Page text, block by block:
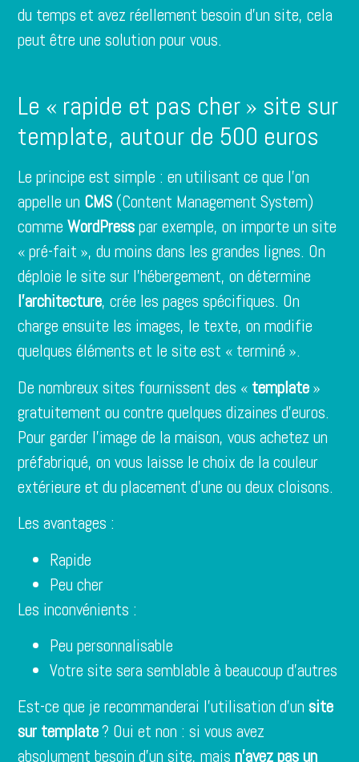
du temps et avez réellement besoin d’un site, cela
peut être une solution pour vous.
Le « rapide et pas cher » site sur
template, autour de 500 euros
Le principe est simple : en utilisant ce que l’on
appelle un CMS(Content Management System)
commeWordPresspar exemple, on importe un site
« pré-fait », du moins dans les grandes lignes. On
déploie le site sur l’hébergement, on détermine
l’architecture, crée les pages spécifiques. On
charge ensuite les images, le texte, on modifie
quelques éléments et le site est « terminé ».
De nombreux sites fournissent des « template»
gratuitement ou contre quelques dizaines d’euros.
Pour garder l’image de la maison, vous achetez un
préfabriqué, on vous laisse le choix de la couleur
extérieure et du placement d’une ou deux cloisons.
Les avantages :
Rapide
Peu cher
Les inconvénients :
Peu personnalisable
Votre site sera semblable à beaucoup d’autres
Est-ce que je recommanderai l’utilisation d’unsite
sur template? Oui et non : si vous avez
absolument besoin d’un site, maisn’avez pas un